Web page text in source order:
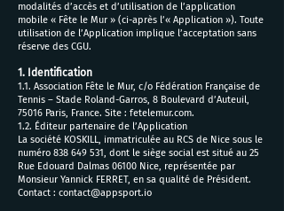
modalités d’accès et d’utilisation de l’application
mobile « Fête le Mur » (ci-après l’« Application »). Toute
utilisation de l’Application implique l’acceptation sans
réserve des CGU.
1. Identification
1.1. Association Fête le Mur, c/o Fédération Française de
Tennis – Stade Roland-Garros, 8 Boulevard d’Auteuil,
75016 Paris, France. Site : fetelemur.com.
1.2. Éditeur partenaire de l’Application
La société KOSKILL, immatriculée au RCS de Nice sous le
numéro 838 649 531, dont le siège social est situé au 25
Rue Edouard Dalmas 06100 Nice, représentée par
Monsieur Yannick FERRET, en sa qualité de Président.
Contact : contact@appsport.io